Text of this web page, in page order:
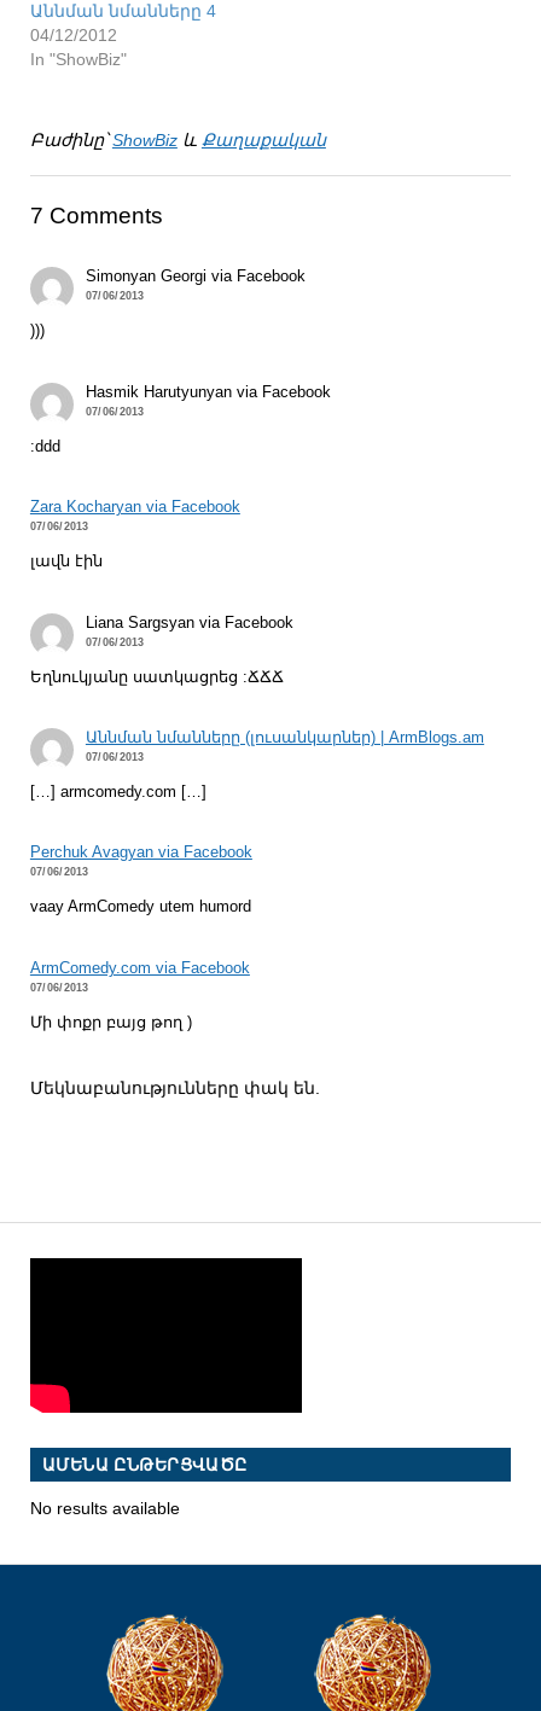
Աննման նմանները 4
04/12/2012
In "ShowBiz"
Բաժինը՝ShowBizև Քաղաքական
7 Comments
Simonyan Georgi via Facebook
07/06/2013
)))
Hasmik Harutyunyan via Facebook
07/06/2013
:ddd
Zara Kocharyan via Facebook
07/06/2013
լավն էին
Liana Sargsyan via Facebook
07/06/2013
Եղնուկյանը սատկացրեց :ՃՃՃ
Աննման նմանները (լուսանկարներ) | ArmBlogs.am
07/06/2013
[…] armcomedy.com […]
Perchuk Avagyan via Facebook
07/06/2013
vaay ArmComedy utem humord
ArmComedy.com via Facebook
07/06/2013
Մի փոքր բայց թող )
Մեկնաբանությունները փակ են.
ԱՄԵՆԱ ԸՆԹԵՐՑՎԱԾԸ
No results available